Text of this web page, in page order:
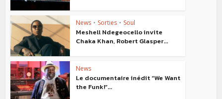
News • Sorties • Soul
Meshell Ndegeocello invite
Chaka Khan, Robert Glasper...
News
Le documentaire inédit “We Want
the Funk!”...